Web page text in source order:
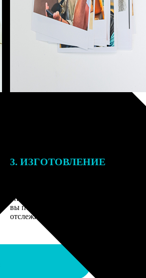
3. ИЗГОТОВЛЕНИЕ
описанием заказа. Когда отправим заказ
вы получите письмо с трек-номером для
отслеживания.